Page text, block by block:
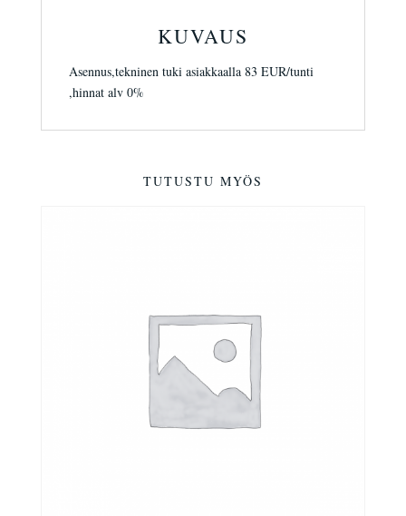
KUVAUS
Asennus,tekninen tuki asiakkaalla 83 EUR/tunti
,hinnat alv 0%
TUTUSTU MYÖS